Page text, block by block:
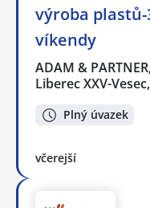
výroba
víkendy
ADAM &
Liberec XXV-
Plný úvazek
včerejší